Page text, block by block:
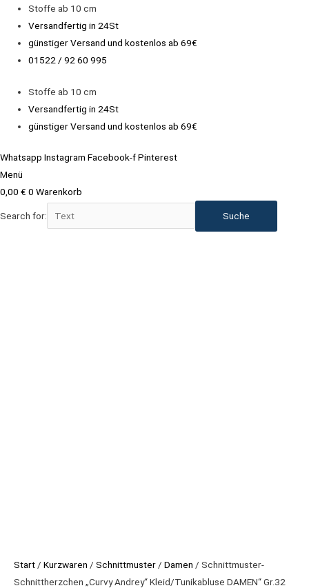
Inhalt
springen
Stoffe ab 10 cm
Versandfertig in 24St
günstiger Versand und kostenlos ab 69€
01522 / 92 60 995
Stoffe ab 10 cm
Versandfertig in 24St
günstiger Versand und kostenlos ab 69€
Whatsapp Instagram Facebook-fPinterest
Menü
0,00 € 0 Warenkorb
Search for:
Start / Kurzwaren / Schnittmuster / Damen / Schnittmuster-
Schnittherzchen „Curvy Andrey“ Kleid/Tunikabluse DAMEN“ Gr.32